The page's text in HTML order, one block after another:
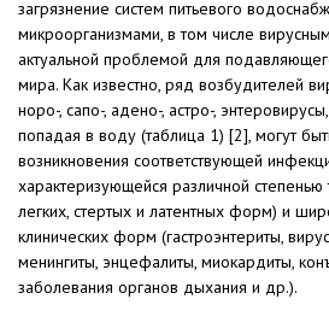
загрязнение систем питьевого
микроорганизмами, в том числе
актуальной проблемой для
мира. Как известно, ряд возбудителей
норо-, сапо-, адено-, астро-,
попадая в воду (таблица 1) [2], могут
возникновения соответствующей
характеризующейся различной
легких, стертых и латентных форм) и
клинических форм (гастроэнтериты,
менингиты, энцефалиты, миокардиты,
заболевания органов дыхания и др.).